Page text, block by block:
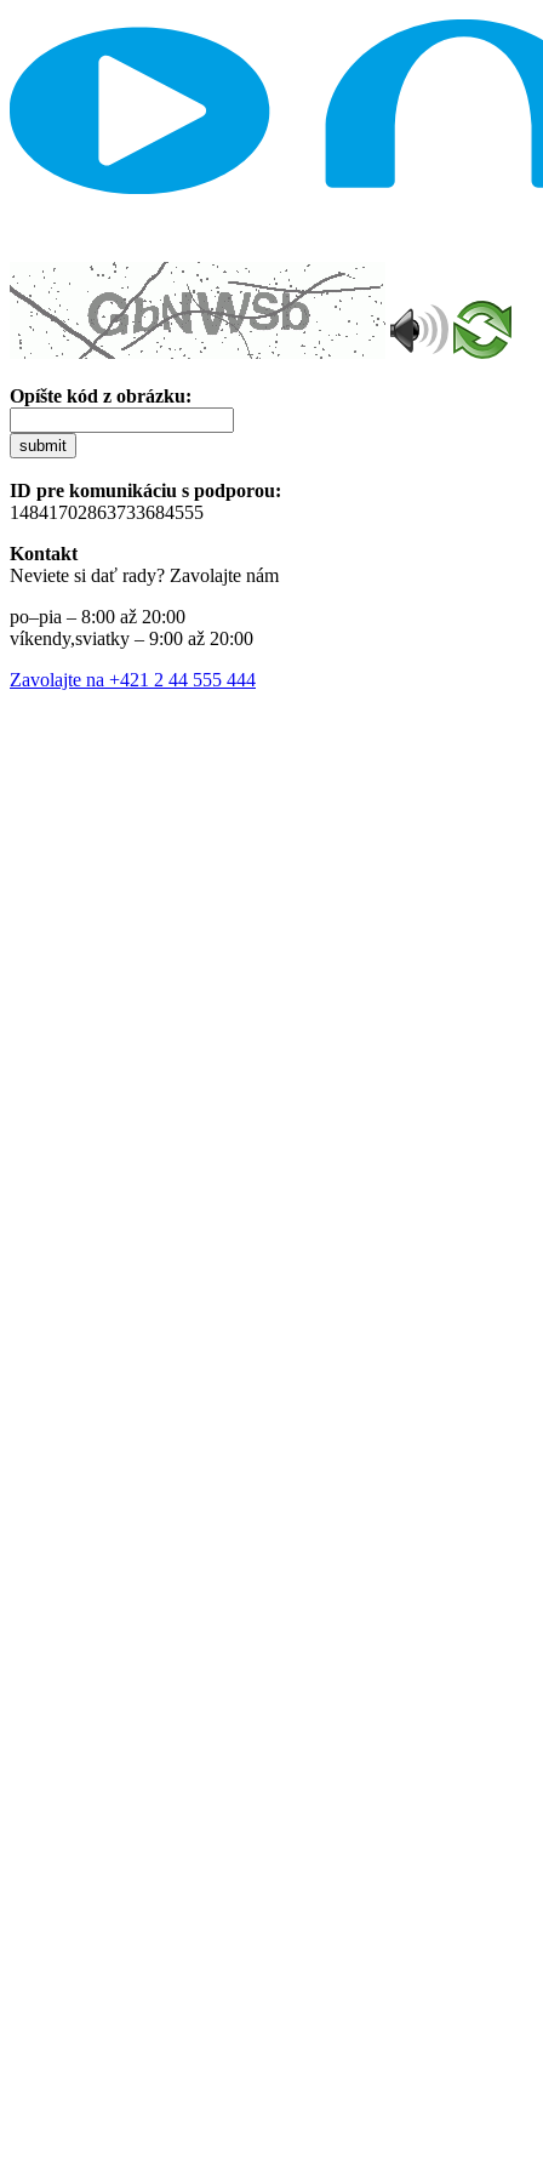
Opíšte kód z obrázku:
submit
ID pre komunikáciu s podporou:
14841702863733684555
Kontakt
Neviete si dať rady? Zavolajte nám
po–pia – 8:00 až 20:00
víkendy,sviatky – 9:00 až 20:00
Zavolajte na +421 2 44 555 444